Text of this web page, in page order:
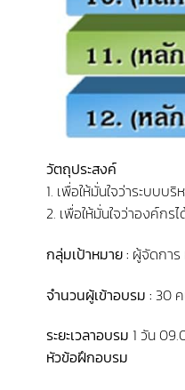
วัตถุประสงค์
1. เพื่อให้มั่นใจว่าระบบ
2. เพื่อให้มั่นใจว่าองค์ก
กลุ่มเป้าหมาย : ผู้จัดการ
จำนวนผู้เข้าอบรม : 30
ระยะเวลาอบรม 1 วัน
หัวข้อฝึกอบรม